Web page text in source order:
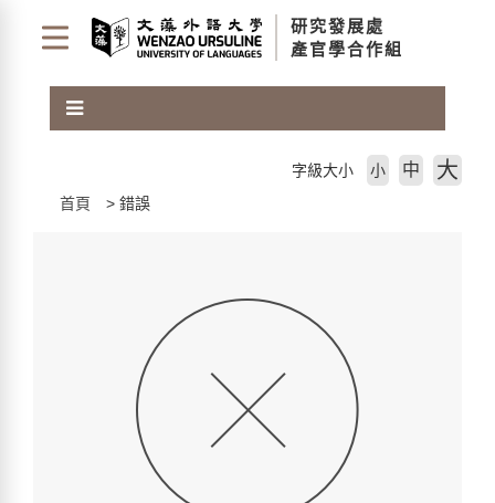
首頁
錯誤
字級大小 小 中 大
研究發展處
產官學合作組